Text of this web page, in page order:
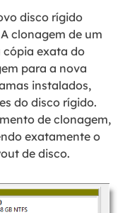
disco rígido
clonagem de um
cópia exata do
para a nova
instalados,
do disco rígido.
de clonagem,
exatamente o
de disco.